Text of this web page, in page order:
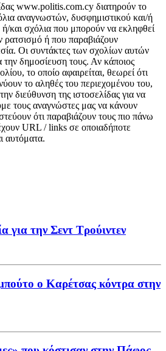
www.politis.com.cy διατηρούν το
αναγνωστών, δυσφημιστικού και/ή
ή/και σχόλια που μπορούν να εκληφθεί
ρατσισμό ή που παραβιάζουν
Οι συντάκτες των σχολίων αυτών
την δημοσίευση τους. Αν κάποιος
το οποίο αφαιρείται, θεωρεί ότι
το αληθές του περιεχομένου του,
διεύθυνση της ιστοσελίδας για να
τους αναγνώστες μας να κάνουν
ότι παραβιάζουν τους πιο πάνω
URL / links σε οποιαδήποτε
αυτόματα.
για την Σεντ Τρούιντεν
ο Καρέτσας κόντρα στην